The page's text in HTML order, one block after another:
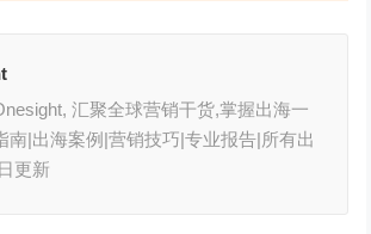
汇聚全球营销干货,掌握出海一
南|出海案例|营销技巧|专业报告|所有出
更新